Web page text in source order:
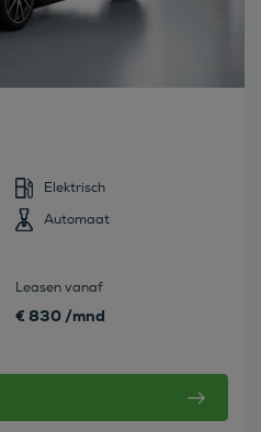
Elektrisch
Automaat
Leasen vanaf
€ 830 /mnd